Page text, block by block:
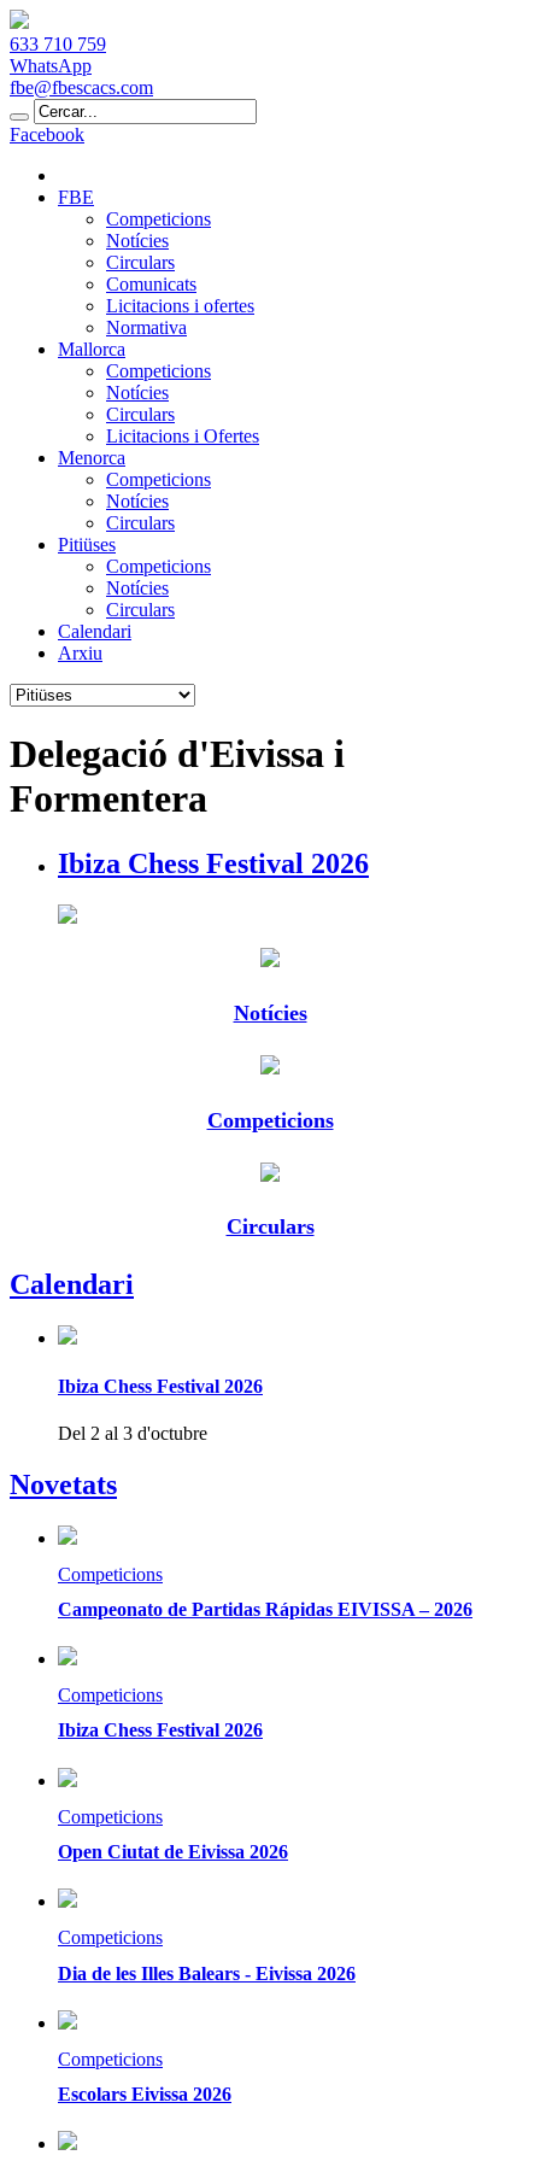
633 710 759
WhatsApp
fbe@fbescacs.com
Facebook
FBE
Competicions
Notícies
Circulars
Comunicats
Licitacions i ofertes
Normativa
Mallorca
Competicions
Notícies
Circulars
Licitacions i Ofertes
Menorca
Competicions
Notícies
Circulars
Pitiüses
Competicions
Notícies
Circulars
Calendari
Arxiu
Delegació d'Eivissa i
Formentera
Ibiza Chess Festival 2026
Notícies
Competicions
Circulars
Calendari
Ibiza Chess Festival 2026
Del 2 al 3 d'octubre
Novetats
Competicions
Campeonato de Partidas Rápidas EIVISSA – 2026
Competicions
Ibiza Chess Festival 2026
Competicions
Open Ciutat de Eivissa 2026
Competicions
Dia de les Illes Balears - Eivissa 2026
Competicions
Escolars Eivissa 2026